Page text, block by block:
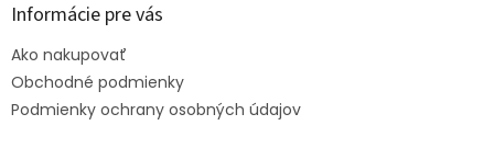
Informácie pre vás
Ako nakupovať
Obchodné podmienky
Podmienky ochrany osobných údajov